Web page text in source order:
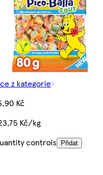
z kategorie
Kč
Kč/kg
controls
Přidat